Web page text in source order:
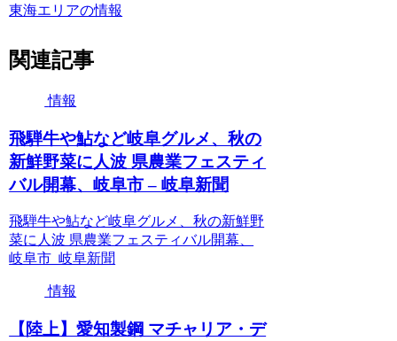
東海エリアの情報
関連記事
情報
飛騨牛や鮎など岐阜グルメ、秋の
新鮮野菜に人波 県農業フェスティ
バル開幕、岐阜市 – 岐阜新聞
飛騨牛や鮎など岐阜グルメ、秋の新鮮野
菜に人波 県農業フェスティバル開幕、
岐阜市 岐阜新聞
情報
【陸上】愛知製鋼 マチャリア・デ